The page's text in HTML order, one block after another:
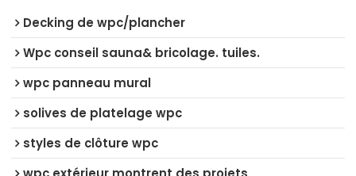
Decking de wpc/plancher
Wpc conseil sauna& bricolage. tuiles.
wpc panneau mural
solives de platelage wpc
styles de clôture wpc